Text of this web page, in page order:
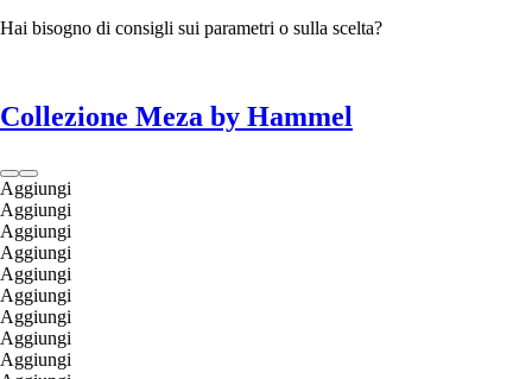
Hai bisogno di consigli sui parametri o sulla scelta?
Collezione Meza by Hammel
Aggiungi
Aggiungi
Aggiungi
Aggiungi
Aggiungi
Aggiungi
Aggiungi
Aggiungi
Aggiungi